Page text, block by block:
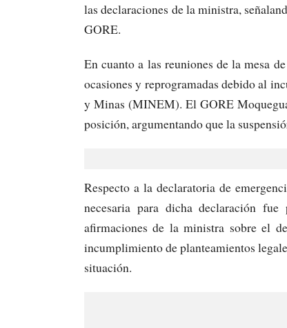
las declaraciones de la ministra,
GORE.
En cuanto a las reuniones de la mesa
ocasiones y reprogramadas debido al
y Minas (MINEM). El GORE
posición, argumentando que la
Respecto a la declaratoria de
necesaria para dicha declaración
afirmaciones de la ministra sobre el
incumplimiento de planteamientos
situación.